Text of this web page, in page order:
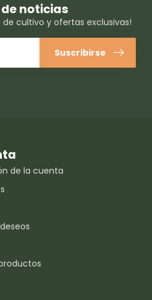
noticias
cultivo y ofertas exclusivas!
Suscribirse
de la cuenta